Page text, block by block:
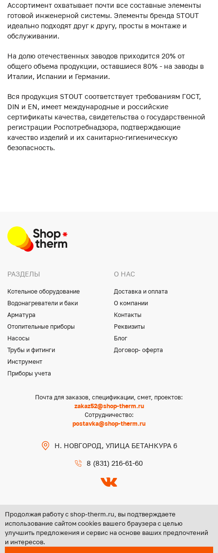
Ассортимент охватывает почти все составные элементы
готовой инженерной системы. Элементы бренда STOUT
идеально подходят друг к другу, просты в монтаже и
обслуживании.
На долю отечественных заводов приходится 20% от
общего объема продукции, оставшиеся 80% - на заводы в
Италии, Испании и Германии.
Вся продукция STOUT соответствует требованиям ГОСТ,
DIN и EN, имеет международные и российские
сертификаты качества, свидетельства о государственной
регистрации Роспотребнадзора, подтверждающие
качество изделий и их санитарно-гигиеническую
безопасность.
РАЗДЕЛЫ
Котельное оборудование
Водонагреватели и баки
Арматура
Отопительные приборы
Насосы
Трубы и фитинги
Инструмент
Приборы учета
О НАС
Доставка и оплата
О компании
Контакты
Реквизиты
Блог
Договор- оферта
Почта для заказов, спецификации, смет, проектов:
zakaz52@shop-therm.ru
Сотрудничество:
postavka@shop-therm.ru
Н. НОВГОРОД, УЛИЦА БЕТАНКУРА 6
8 (831) 216-61-60
Copyright @ 2026 ООО «ЦЕНТР ГРУПП НН»
Политика конфиденциальности
Продолжая работу с shop-therm.ru, вы подтверждаете
использование сайтом cookies вашего браузера с целью
улучшить предложения и сервис на основе ваших предпочтений
и интересов.